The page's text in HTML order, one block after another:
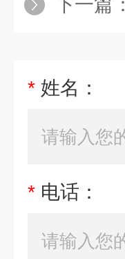
下一篇：
* 姓名：
* 电话：